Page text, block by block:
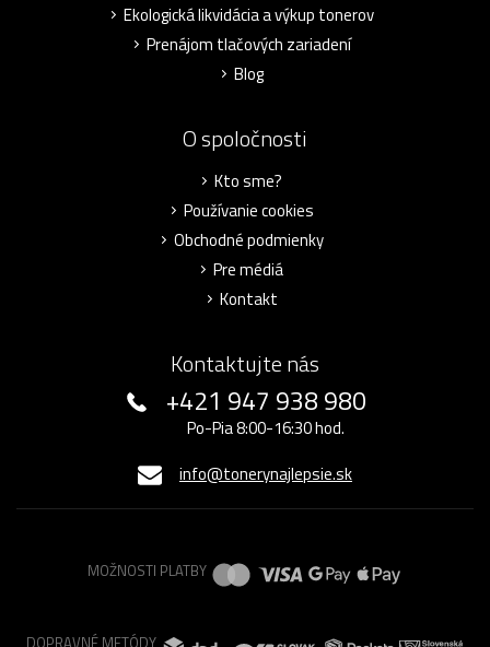
Ekologická likvidácia a výkup tonerov
Prenájom tlačových zariadení
Blog
O spoločnosti
Kto sme?
Používanie cookies
Obchodné podmienky
Pre médiá
Kontakt
Kontaktujte nás
+421 947 938 980
Po-Pia 8:00-16:30 hod.
info@tonerynajlepsie.sk
MOŽNOSTI PLATBY